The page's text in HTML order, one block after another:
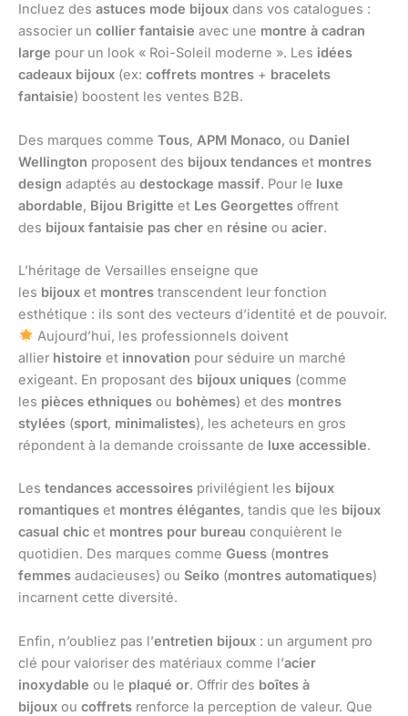
Incluez des astuces mode bijoux dans vos catalogues :
associer un collier fantaisie avec une montre à cadran
large pour un look « Roi-Soleil moderne ». Les idées
cadeaux bijoux (ex: coffrets montres + bracelets
fantaisie) boostent les ventes B2B.
Des marques comme Tous, APM Monaco, ou Daniel
Wellington proposent des bijoux tendances et montres
design adaptés au destockage massif. Pour le luxe
abordable, Bijou Brigitte et Les Georgettes offrent
des bijoux fantaisie pas cher en résine ou acier.
L’héritage de Versailles enseigne que
les bijoux et montres transcendent leur fonction
esthétique : ils sont des vecteurs d’identité et de pouvoir.
Aujourd’hui, les professionnels doivent
allier histoire et innovation pour séduire un marché
exigeant. En proposant des bijoux uniques (comme
les pièces ethniques ou bohèmes) et des montres
stylées (sport, minimalistes), les acheteurs en gros
répondent à la demande croissante de luxe accessible.
Les tendances accessoires privilégient les bijoux
romantiques et montres élégantes, tandis que les bijoux
casual chic et montres pour bureau conquièrent le
quotidien. Des marques comme Guess (montres
femmes audacieuses) ou Seiko (montres automatiques)
incarnent cette diversité.
Enfin, n’oubliez pas l’entretien bijoux : un argument pro
clé pour valoriser des matériaux comme l’acier
inoxydable ou le plaqué or. Offrir des boîtes à
bijoux ou coffrets renforce la perception de valeur. Que